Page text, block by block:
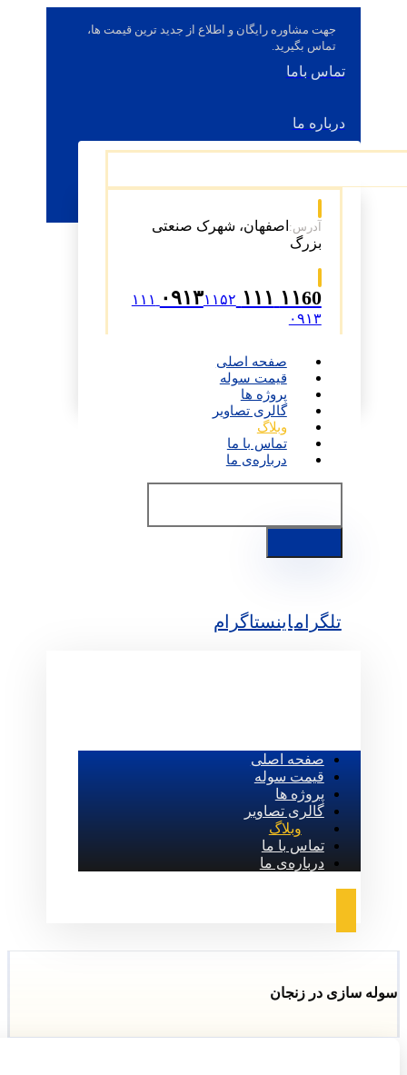
جهت مشاوره رایگان و اطلاع از جدید ترین قیمت ها،
تماس بگیرید.
تماس باما
درباره ما
آدرس: اصفهان، شهرک صنعتی
بزرگ
۱۱60 ۱۱۱ ۰۹۱۳
۱۱۵۲ ۱۱۱
۰۹۱۳
صفحه اصلی
قیمت سوله
پروژه ها
گالری تصاویر
وبلاگ
تماس با ما
درباره‌ی ما
تلگراماینستاگرام
صفحه اصلی
قیمت سوله
پروژه ها
گالری تصاویر
وبلاگ
تماس با ما
درباره‌ی ما
سوله‌ سازی در زنجان